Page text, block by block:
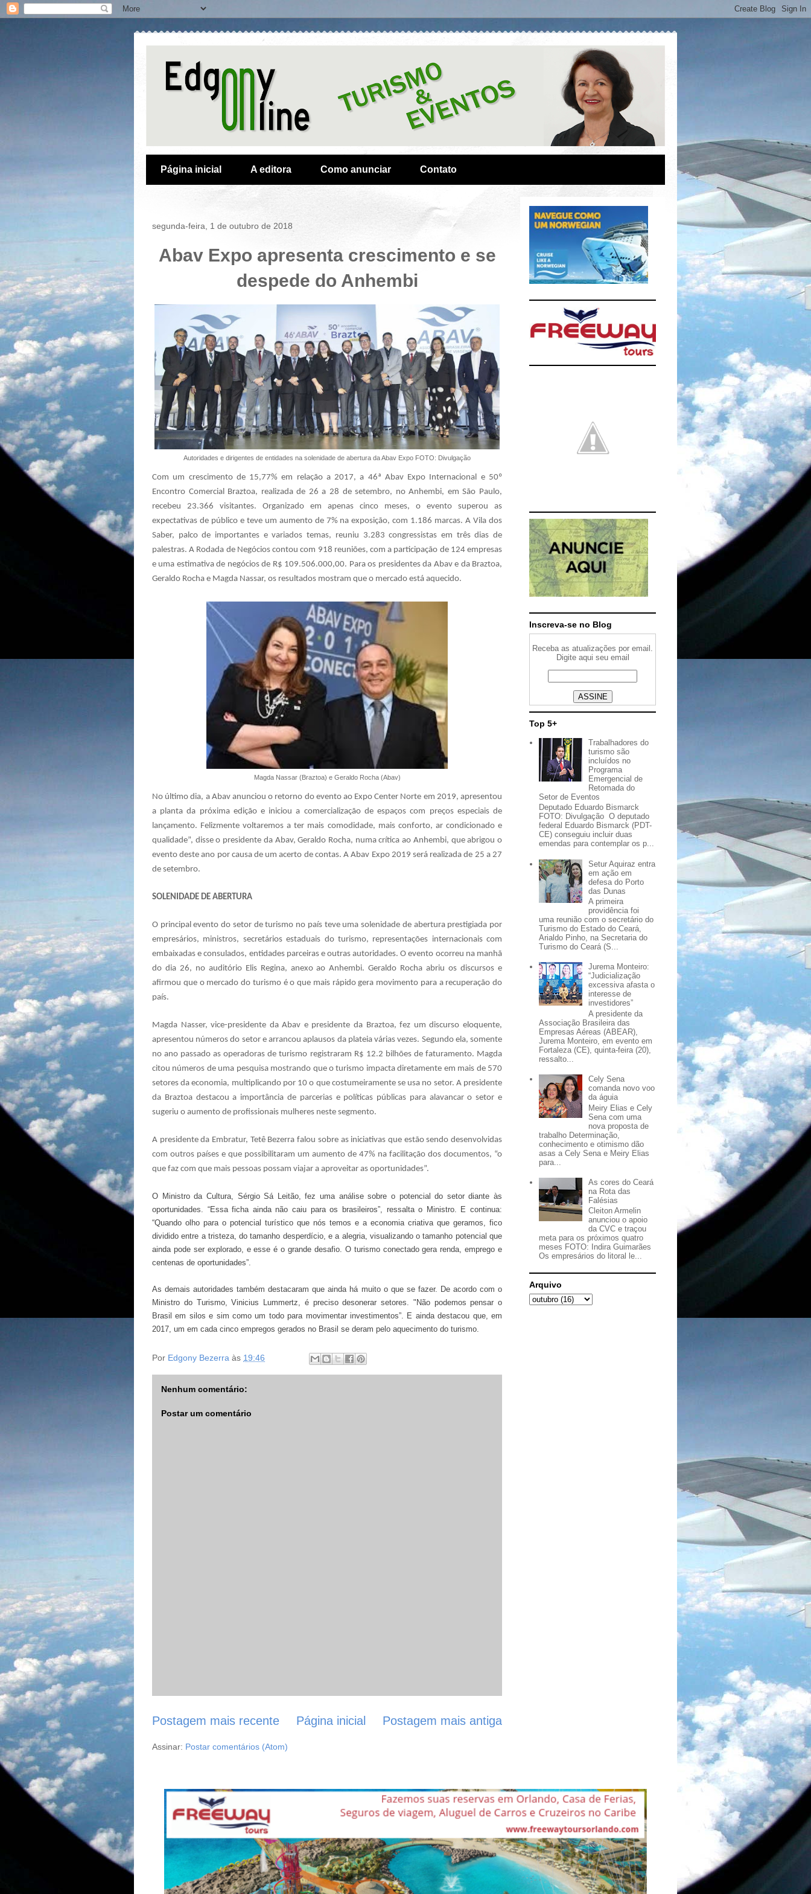
Página inicial A editora Como anunciar Contato
segunda-feira, 1 de outubro de 2018
Abav Expo apresenta crescimento e se
despede do Anhembi
Autoridades e dirigentes de entidades na solenidade de abertura da Abav Expo FOTO: Divulgação
Com um crescimento de 15,77% em relação a 2017, a 46ª Abav Expo Internacional e 50º
Encontro Comercial Braztoa, realizada de 26 a 28 de setembro, no Anhembi, em São Paulo,
recebeu 23.366 visitantes. Organizado em apenas cinco meses, o evento superou as
expectativas de público e teve um aumento de 7% na exposição, com 1.186 marcas. A Vila dos
Saber, palco de importantes e variados temas, reuniu 3.283 congressistas em três dias de
palestras. A Rodada de Negócios contou com 918 reuniões, com a participação de 124 empresas
e uma estimativa de negócios de R$ 109.506.000,00. Para os presidentes da Abav e da Braztoa,
Geraldo Rocha e Magda Nassar, os resultados mostram que o mercado está aquecido.
Magda Nassar (Braztoa) e Geraldo Rocha (Abav)
No último dia, a Abav anunciou o retorno do evento ao Expo Center Norte em 2019, apresentou
a planta da próxima edição e iniciou a comercialização de espaços com preços especiais de
lançamento. Felizmente voltaremos a ter mais comodidade, mais conforto, ar condicionado e
qualidade”, disse o presidente da Abav, Geraldo Rocha, numa crítica ao Anhembi, que abrigou o
evento deste ano por causa de um acerto de contas. A Abav Expo 2019 será realizada de 25 a 27
de setembro.
SOLENIDADE DE ABERTURA
O principal evento do setor de turismo no país teve uma solenidade de abertura prestigiada por
empresários, ministros, secretários estaduais do turismo, representações internacionais com
embaixadas e consulados, entidades parceiras e outras autoridades. O evento ocorreu na manhã
do dia 26, no auditório Elis Regina, anexo ao Anhembi. Geraldo Rocha abriu os discursos e
afirmou que o mercado do turismo é o que mais rápido gera movimento para a recuperação do
país.
Magda Nasser, vice-presidente da Abav e presidente da Braztoa, fez um discurso eloquente,
apresentou números do setor e arrancou aplausos da plateia várias vezes. Segundo ela, somente
no ano passado as operadoras de turismo registraram R$ 12.2 bilhões de faturamento. Magda
citou números de uma pesquisa mostrando que o turismo impacta diretamente em mais de 570
setores da economia, multiplicando por 10 o que costumeiramente se usa no setor. A presidente
da Braztoa destacou a importância de parcerias e políticas públicas para alavancar o setor e
sugeriu o aumento de profissionais mulheres neste segmento.
A presidente da Embratur, Tetê Bezerra falou sobre as iniciativas que estão sendo desenvolvidas
com outros países e que possibilitaram um aumento de 47% na facilitação dos documentos, “o
que faz com que mais pessoas possam viajar a aproveitar as oportunidades”.
O Ministro da Cultura, Sérgio Sá Leitão, fez uma análise sobre o potencial do setor diante às
oportunidades. “Essa ficha ainda não caiu para os brasileiros”, ressalta o Ministro. E continua:
“Quando olho para o potencial turístico que nós temos e a economia criativa que geramos, fico
dividido entre a tristeza, do tamanho desperdício, e a alegria, visualizando o tamanho potencial que
ainda pode ser explorado, e esse é o grande desafio. O turismo conectado gera renda, emprego e
centenas de oportunidades”.
As demais autoridades também destacaram que ainda há muito o que se fazer. De acordo com o
Ministro do Turismo, Vinicius Lummertz, é preciso desonerar setores. "Não podemos pensar o
Brasil em silos e sim como um todo para movimentar investimentos”. E ainda destacou que, em
2017, um em cada cinco empregos gerados no Brasil se deram pelo aquecimento do turismo.
Por Edgony Bezerra às 19:46
Nenhum comentário:
Postar um comentário
Postagem mais recente Postagem mais antiga
Página inicial
Assinar: Postar comentários (Atom)
Inscreva-se no Blog
Receba as atualizações por email.
Digite aqui seu email
Top 5+
Trabalhadores do
turismo são
incluídos no
Programa
Emergencial de
Retomada do
Setor de Eventos
Deputado Eduardo Bismarck
FOTO: Divulgação O deputado
federal Eduardo Bismarck (PDT-
CE) conseguiu incluir duas
emendas para contemplar os p...
Setur Aquiraz entra
em ação em
defesa do Porto
das Dunas
A primeira
providência foi
uma reunião com o secretário do
Turismo do Estado do Ceará,
Arialdo Pinho, na Secretaria do
Turismo do Ceará (S...
Jurema Monteiro:
“Judicialização
excessiva afasta o
interesse de
investidores”
A presidente da
Associação Brasileira das
Empresas Aéreas (ABEAR),
Jurema Monteiro, em evento em
Fortaleza (CE), quinta-feira (20),
ressalto...
Cely Sena
comanda novo voo
da águia
Meiry Elias e Cely
Sena com uma
nova proposta de
trabalho Determinação,
conhecimento e otimismo dão
asas a Cely Sena e Meiry Elias
para...
As cores do Ceará
na Rota das
Falésias
Cleiton Armelin
anunciou o apoio
da CVC e traçou
meta para os próximos quatro
meses FOTO: Indira Guimarães
Os empresários do litoral le...
Arquivo